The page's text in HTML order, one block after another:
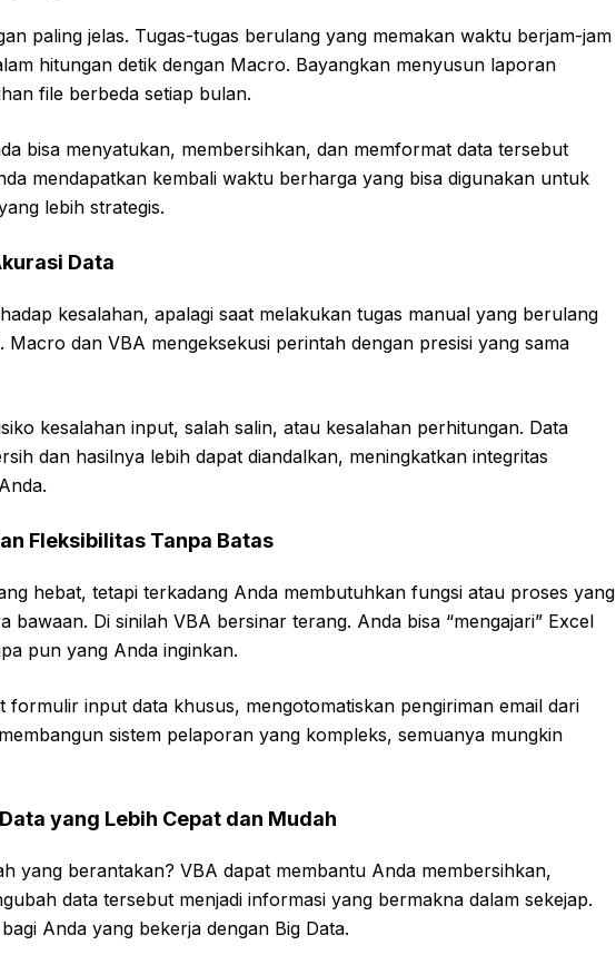
paling jelas. Tugas-tugas berulang yang memakan waktu berjam-jam
hitungan detik dengan Macro. Bayangkan menyusun laporan
file berbeda setiap bulan.
bisa menyatukan, membersihkan, dan memformat data tersebut
mendapatkan kembali waktu berharga yang bisa digunakan untuk
lebih strategis.
Data
kesalahan, apalagi saat melakukan tugas manual yang berulang
Macro dan VBA mengeksekusi perintah dengan presisi yang sama
kesalahan input, salah salin, atau kesalahan perhitungan. Data
dan hasilnya lebih dapat diandalkan, meningkatkan integritas
Fleksibilitas Tanpa Batas
hebat, tetapi terkadang Anda membutuhkan fungsi atau proses yang
bawaan. Di sinilah VBA bersinar terang. Anda bisa “mengajari” Excel
pun yang Anda inginkan.
formulir input data khusus, mengotomatiskan pengiriman email dari
sistem pelaporan yang kompleks, semuanya mungkin
yang Lebih Cepat dan Mudah
yang berantakan? VBA dapat membantu Anda membersihkan,
data tersebut menjadi informasi yang bermakna dalam sekejap.
Anda yang bekerja dengan Big Data.